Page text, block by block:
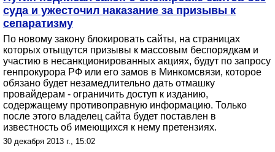
суда и ужесточил наказание за призывы к
сепаратизму
По новому закону блокировать сайты, на страницах
которых отыщутся призывы к массовым беспорядкам и
участию в несанкционированных акциях, будут по запросу
генпрокурора РФ или его замов в Минкомсвязи, которое
обязано будет незамедлительно дать отмашку
провайдерам - ограничить доступ к изданию,
содержащему противоправную информацию. Только
после этого владелец сайта будет поставлен в
известность об имеющихся к нему претензиях.
30 декабря 2013 г., 15:02